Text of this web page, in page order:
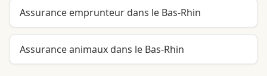
Assurance emprunteur dans le Bas-Rhin
Assurance animaux dans le Bas-Rhin